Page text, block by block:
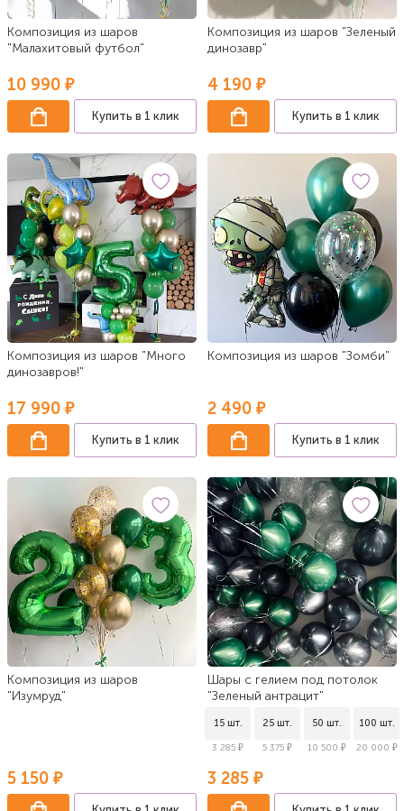
Композиция из шаров
"Малахитовый футбол"
10 990 ₽
Купить в 1 клик
Композиция из шаров "Зеленый
динозавр"
4 190 ₽
Купить в 1 клик
Композиция из шаров "Много
динозавров!"
17 990 ₽
Купить в 1 клик
Композиция из шаров "Зомби"
2 490 ₽
Купить в 1 клик
Композиция из шаров
"Изумруд"
5 150 ₽
Шары с гелием под потолок
"Зеленый антрацит"
15 шт.
3 285 ₽
25 шт.
5 375 ₽
50 шт.
10 500 ₽
100 шт.
20 000 ₽
3 285 ₽